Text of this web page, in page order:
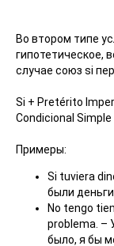
Во втором типе
гипотетическое,
случае союз si
Si + Pretérito
Condicional
Примеры:
Si tuviera
были
No tengo
problema. –
было, я бы